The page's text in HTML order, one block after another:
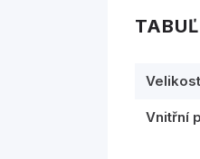
Vnitřní